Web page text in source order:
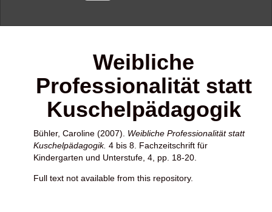
Weibliche
Professionalität statt
Kuschelpädagogik
Bühler, Caroline (2007). Weibliche Professionalität statt
Kuschelpädagogik. 4 bis 8. Fachzeitschrift für
Kindergarten und Unterstufe, 4, pp. 18-20.
Full text not available from this repository.